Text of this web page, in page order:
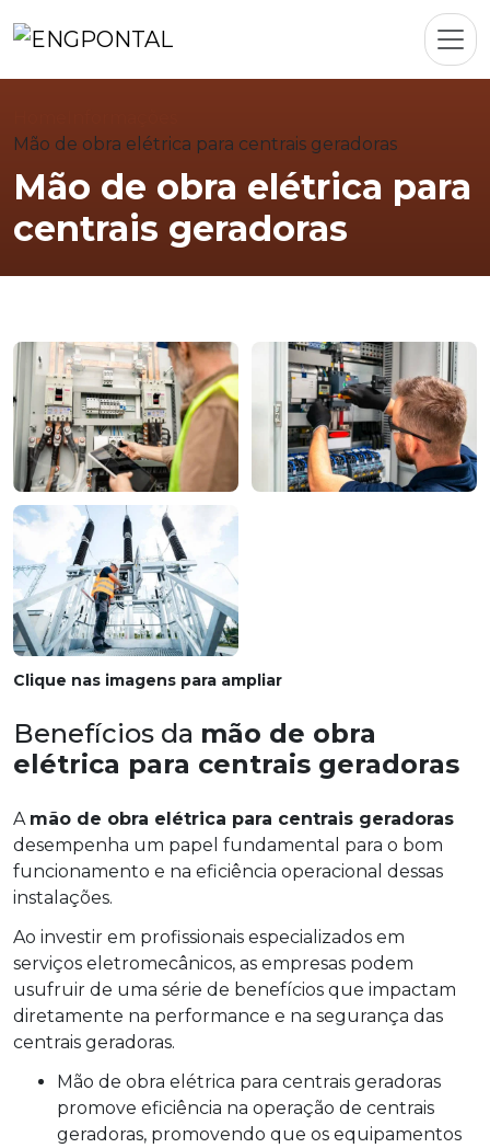
Mão de obra elétrica para centrais geradoras
Mão de obra elétrica para
centrais geradoras
Clique nas imagens para ampliar
Benefícios da mão de obra
elétrica para centrais geradoras
A mão de obra elétrica para centrais geradoras
desempenha um papel fundamental para o bom
funcionamento e na eficiência operacional dessas
instalações.
Ao investir em profissionais especializados em
serviços eletromecânicos, as empresas podem
usufruir de uma série de benefícios que impactam
diretamente na performance e na segurança das
centrais geradoras.
Mão de obra elétrica para centrais geradoras
promove eficiência na operação de centrais
geradoras, promovendo que os equipamentos